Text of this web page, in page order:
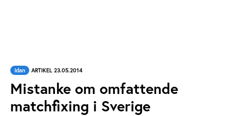
Idan ARTIKEL 23.05.2014
Mistanke om omfattende
matchfixing i Sverige